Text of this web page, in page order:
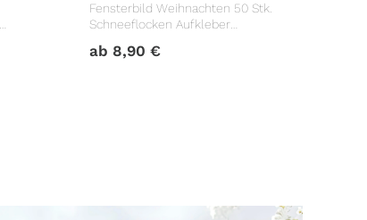
Fensterbild Weihnachten 50 Stk.
Schneeflocken Aufkleber
ab 8,90€